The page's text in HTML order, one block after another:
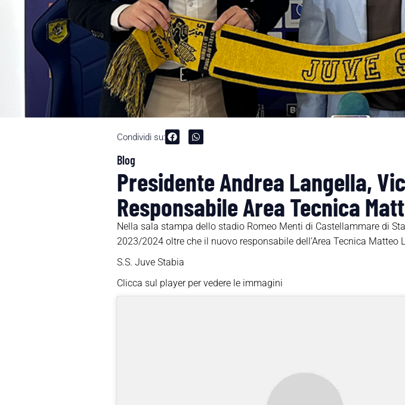
Condividi su:
Blog
Presidente Andrea Langella,
Responsabile Area Tecnica
Nella sala stampa dello stadio Romeo Menti di Castellammare di
2023/2024 oltre che il nuovo responsabile dell’Area Tecnica Matteo
S.S. Juve Stabia
Clicca sul player per vedere le immagini